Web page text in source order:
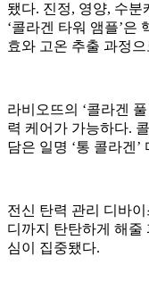
됐다. 진정, 영양, 수분
‘콜라겐 타워 앰플’은
효와 고온 추출 과정
라비오뜨의 ‘콜라겐
력 케어가 가능하다.
담은 일명 ‘통 콜라겐’
전신 탄력 관리 디바
디까지 탄탄하게 해줄
심이 집중됐다.